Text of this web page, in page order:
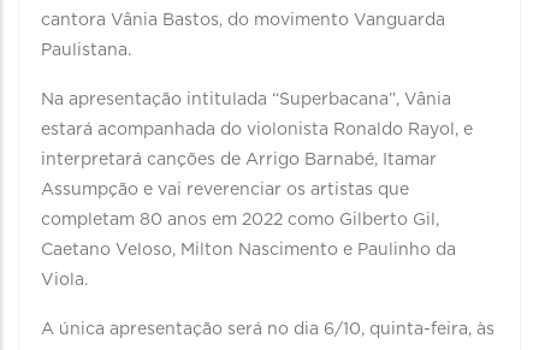
cantora Vânia Bastos, do movimento Vanguarda
Paulistana.
Na apresentação intitulada “Superbacana”, Vânia
estará acompanhada do violonista Ronaldo Rayol, e
interpretará canções de Arrigo Barnabé, Itamar
Assumpção e vai reverenciar os artistas que
completam 80 anos em 2022 como Gilberto Gil,
Caetano Veloso, Milton Nascimento e Paulinho da
Viola.
A única apresentação será no dia 6/10, quinta-feira, às